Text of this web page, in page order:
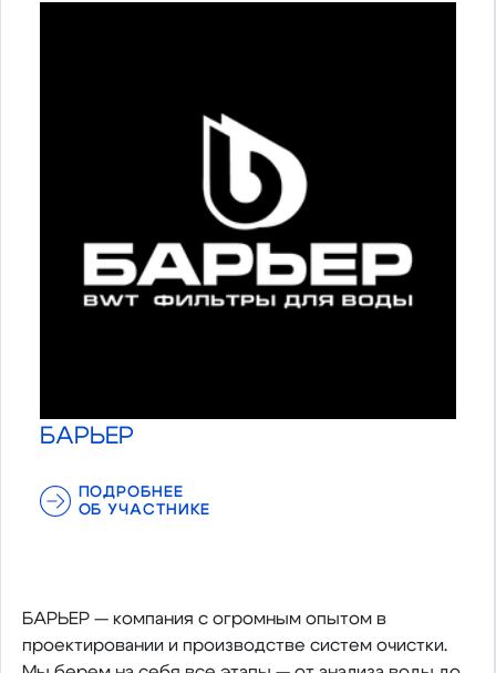
БАРЬЕР
ПОДРОБНЕЕ
ОБ УЧАСТНИКЕ
БАРЬЕР — компания с огромным опытом в
проектировании и производстве систем очистки.